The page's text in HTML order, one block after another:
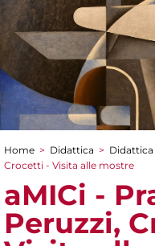
Tu sei qui
Home > Didattica >
Crocetti - Visita alle mostre
aMICi -
Peruzzi,